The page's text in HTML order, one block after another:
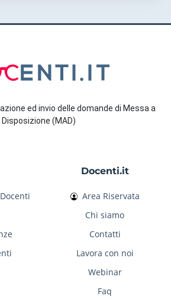
ed invio delle domande di Messa a
Disposizione (MAD)
Docenti.it
Area Riservata
Chi siamo
Contatti
Lavora con noi
Webinar
Faq